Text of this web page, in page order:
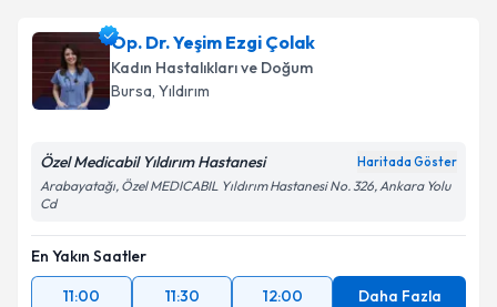
için bir takvim hazırlandığında e-posta ile
bilgilendireceğiz.
E-posta Adresiniz
Metni'ni okudum ve kişisel verilerimin belirtilen
kapsamda işlenmesini kabul ediyorum.
Op. Dr. Yeşim Ezgi Çolak
Kadın Hastalıkları ve Doğum
Bursa, Yıldırım
Özel Medicabil Yıldırım Hastanesi Haritada Göster
Arabayatağı, Özel MEDICABIL Yıldırım Hastanesi No. 326, Ankara Yolu
Cd
En Yakın Saatler
11:00
11:30 12:00 Daha Fazla